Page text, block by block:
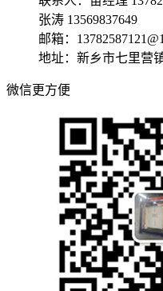
张涛 13569837649
邮箱：
地址：新乡市七里营
微信更方便